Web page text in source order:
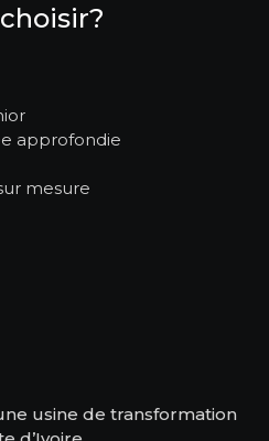
approfondie
mesure
usine de transformation